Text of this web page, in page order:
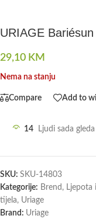
URIAGE
29,10 KM
Nema na stanju
Compare Add to
14 Ljudi sada
SKU: SKU-14803
Kategorije: Brend , Ljepota
tijela, Uriage
Brand: Uriage